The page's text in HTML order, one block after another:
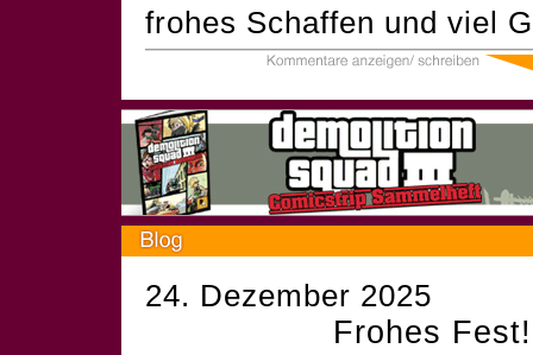
frohes Schaffen und viel
24. Dezember 2025
Frohes Fest!